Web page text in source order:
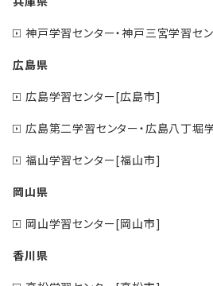
神戸学習センター・神戸三宮学習セ
広島県
広島学習センター[広島市]
広島第二学習センター・広島八丁堀
福山学習センター[福山市]
岡山県
岡山学習センター[岡山市]
香川県